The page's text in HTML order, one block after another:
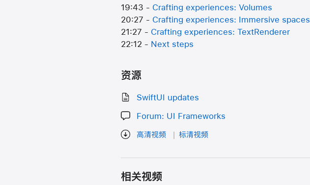
19:43 - Crafting experiences: Volumes
20:27 - Crafting experiences: Immersive spaces
21:27 - Crafting experiences: TextRenderer
22:12 - Next steps
资源
SwiftUI updates
Forum: UI Frameworks
高清视频 标清视频
相关视频